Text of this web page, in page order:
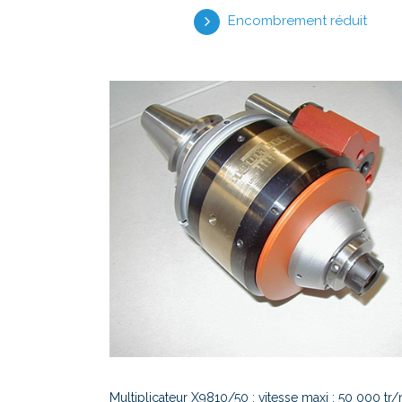
Encombrement réduit
Multiplicateur X9810/50 : vitesse maxi : 50 000 tr/